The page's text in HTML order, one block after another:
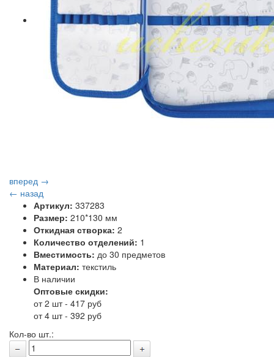
вперед →
← назад
Артикул: 337283
Размер: 210*130 мм
Откидная створка: 2
Количество отделений: 1
Вместимость: до 30 предметов
Материал: текстиль
В наличии
Оптовые скидки:
от 2 шт - 417 руб
от 4 шт - 392 руб
Кол-во шт.: